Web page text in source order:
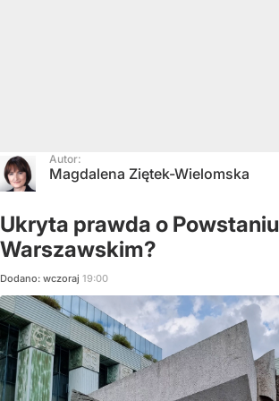
Autor:
Magdalena Ziętek-Wielomska
Ukryta prawda o Powstaniu
Warszawskim?
Dodano: wczoraj 19:00